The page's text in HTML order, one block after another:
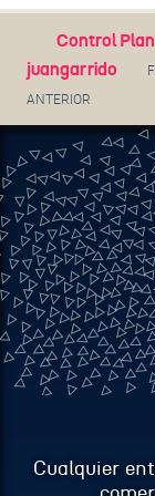
Control Plan |
juangarrido
ANTERIOR
Cualquier
EMAIL
ASUNTO